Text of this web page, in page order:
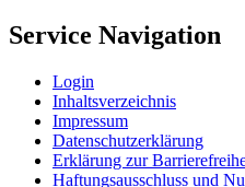
Service Navigation
Login
Inhaltsverzeichnis
Impressum
Datenschutzerklärung
Erklärung zur
Haftungsausschluss und